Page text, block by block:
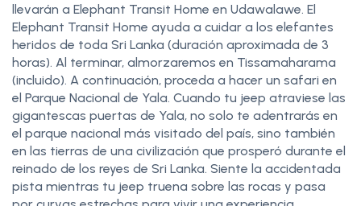
llevarán a Elephant Transit Home en Udawalawe. El
Elephant Transit Home ayuda a cuidar a los elefantes
heridos de toda Sri Lanka (duración aproximada de 3
horas). Al terminar, almorzaremos en Tissamaharama
(incluido). A continuación, proceda a hacer un safari en
el Parque Nacional de Yala. Cuando tu jeep atraviese las
gigantescas puertas de Yala, no solo te adentrarás en
el parque nacional más visitado del país, sino también
en las tierras de una civilización que prosperó durante el
reinado de los reyes de Sri Lanka. Siente la accidentada
pista mientras tu jeep truena sobre las rocas y pasa